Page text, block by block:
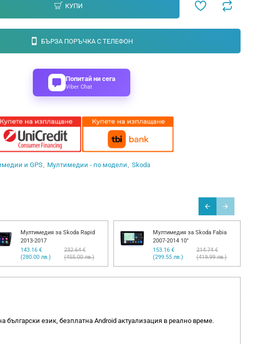
КУПИ
БЪРЗА ПОРЪЧКА С ТЕЛЕФОН
Попитай ни сега
Viber Chat
и GPS Мултимедии - по модели Skoda
Мултимедия за Skoda Rapid
2013-2017
143.16 €
(280.00 лв.)
232.64 €
(455.00 лв.)
Мултимедия за Skoda Fabia
2007-2014 10"
153.16 €
(299.55 лв.)
214.74 €
(419.99 лв.)
български език, безплатна Android актуализация в реално време.